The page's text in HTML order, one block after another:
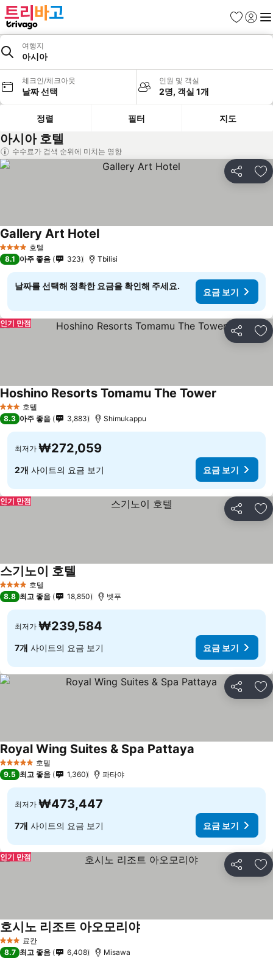
즐겨찾기
로그인
메
여행지
아시아
체크인/체크아웃
날짜 선택
인원 및 객실
2명, 객실 1개
정렬 필터 지도
아시아 호텔
수수료가 검색 순위에 미치는 영향
공유 즐
4 성급 호텔
Gallery Art Hotel
8.1 아주 좋음 323 Tbilisi
날짜를 선택해 정확한 요금을 확인해 주세요.
요금 보기
공유 즐
인기 만점
3 성급 호텔
Hoshino Resorts Tomamu The Tower
8.3 아주 좋음 3,883 Shimukappu
최저가 ₩272,059
2개 사이트의 요금 보기 요금 보기
공유 즐
인기 만점
4 성급 호텔
스기노이 호텔
8.8 최고 좋음 18,850 벳푸
최저가 ₩239,584
7개 사이트의 요금 보기 요금 보기
공유 즐
5 성급 호텔
Royal Wing Suites & Spa Pattaya
9.5 최고 좋음 1,360 파타야
최저가 ₩473,447
7개 사이트의 요금 보기 요금 보기
공유 즐
인기 만점
3 성급 료칸
호시노 리조트 아오모리야
8.7 최고 좋음 6,408 Misawa